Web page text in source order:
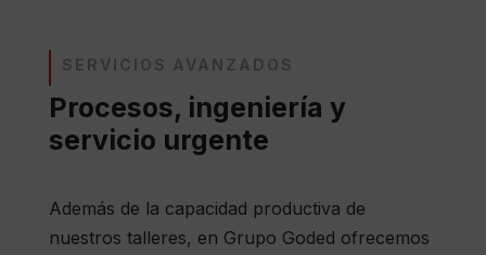
SERVICIOS AVANZADOS
Procesos, ingeniería y
servicio urgente
Además de la capacidad productiva de
nuestros talleres, en Grupo Goded ofrecemos